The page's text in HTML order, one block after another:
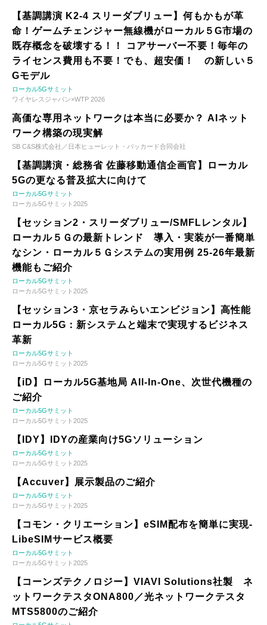
【基調講演 K2-4 スリーダブリュー】何もかもが革
命！ゲームチェンジャー無線機がローカル５G市場の
既存概念を破壊する！！ コアサーバー不要！毎年の
ライセンス費用も不要！でも、超安価！ の新しい５
Gモデル
ローカル5Gサミット
ワイヤレスジャパン×WTP 2026
高価な専用ネットワークは本当に必要か？ AIネット
ワーク構築の現実解
SB C&S株式会社／日本ヒューレット・パッカード合同会社
【基調講演・総務省 佐藤移動通信企画官】ローカル
5Gの更なる普及拡大に向けて
ローカル5Gサミット
ローカル5Gサミット2025
【セッション2・スリーダブリュー/SMFLレンタル】
ローカル５Ｇの最新トレンド 導入・実装が一番簡単
なシン・ローカル５Ｇシステムの実用例 25-26年最新
機能もご紹介
ローカル5Gサミット
ローカル5Gサミット2025
【セッション3・京セラみらいエンビジョン】高性能
ローカル5G：新システムと端末で実現するビジネス
革新
ローカル5Gサミット
ローカル5Gサミット2025
【iD】ローカル5G基地局 All-In-One、次世代機種の
ご紹介
ローカル5Gサミット
ローカル5Gサミット2025
【IDY】IDYの産業向け5Gソリューション
ローカル5Gサミット
ローカル5Gサミット2025
【Accuver】展示製品のご紹介
ローカル5Gサミット
ローカル5Gサミット2025
【コモン・クリエーション】eSIM配布を簡単に実現-
LibeSIMサービス概要
ローカル5Gサミット
ローカル5Gサミット2025
【コーンズテクノロジー】VIAVI Solutions社製 ネ
ットワークテスタONA800／光ネットワークテスタ
MTS5800のご紹介